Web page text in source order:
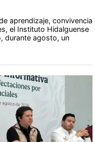
aprendizaje, convivencia
el Instituto Hidalguense
durante agosto, un